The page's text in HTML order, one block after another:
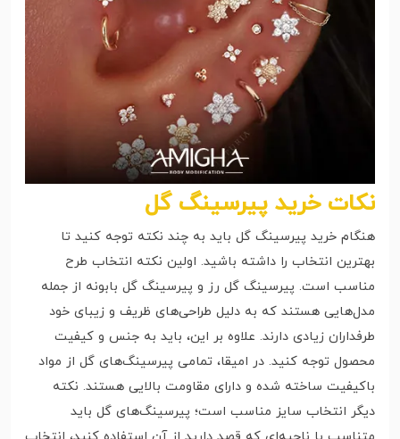
نکات خرید پیرسینگ گل
هنگام خرید پیرسینگ گل باید به چند نکته توجه کنید تا
بهترین انتخاب را داشته باشید. اولین نکته انتخاب طرح
مناسب است. پیرسینگ گل رز و پیرسینگ گل بابونه از جمله
مدل‌هایی هستند که به دلیل طراحی‌های ظریف و زیبای خود
طرفداران زیادی دارند. علاوه بر این، باید به جنس و کیفیت
محصول توجه کنید. در امیقا، تمامی پیرسینگ‌های گل از مواد
باکیفیت ساخته شده و دارای مقاومت بالایی هستند. نکته
دیگر انتخاب سایز مناسب است؛ پیرسینگ‌های گل باید